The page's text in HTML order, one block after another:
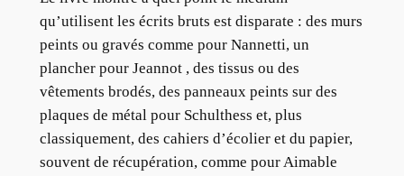
qu’utilisent les écrits bruts est disparate : des murs
peints ou gravés comme pour Nannetti, un
plancher pour Jeannot , des tissus ou des
vêtements brodés, des panneaux peints sur des
plaques de métal pour Schulthess et, plus
classiquement, des cahiers d’écolier et du papier,
souvent de récupération, comme pour Aimable